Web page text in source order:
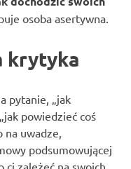
osoba asertywna.
krytyka
pytanie, „jak
powiedzieć coś
na uwadze,
podsumowującej
ci zależeć na swoich